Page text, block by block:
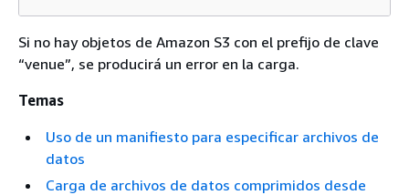
Si no hay objetos de Amazon S3 con el prefijo de clave
“venue”, se producirá un error en la carga.
Temas
Uso de un manifiesto para especificar archivos de
datos
Carga de archivos de datos comprimidos desde